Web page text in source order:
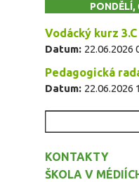
PONDĚLÍ,
Vodácký kurz 3.C
Datum: 22.06.2026
Pedagogická
Datum: 22.06.2026
KONTAKTY
ŠKOLA V